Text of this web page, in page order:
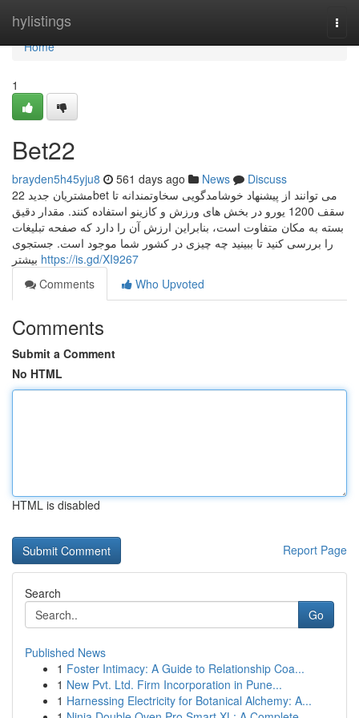
hylistings
Home
Home
1
Bet22
brayden5h45yju8 561 days ago News
Discuss
مشتریان جدید 22bet می توانند از پیشنهاد خوشامدگویی سخاوتمندانه تا
سقف 1200 یورو در بخش های ورزش و کازینو استفاده کنند. مقدار دقیق
بسته به مکان متفاوت است، بنابراین ارزش آن را دارد که صفحه تبلیغات
را بررسی کنید تا ببینید چه چیزی در کشور شما موجود است. جستجوی
https://is.gd/XI9267
Comments
Who Upvoted
Comments
Submit a Comment
No HTML
HTML is disabled
Report Page
Search
Go
Published News
1 Foster Intimacy: A Guide to Relationship Coa...
1 New Pvt. Ltd. Firm Incorporation in Pune...
1 Harnessing Electricity for Botanical Alchemy: A...